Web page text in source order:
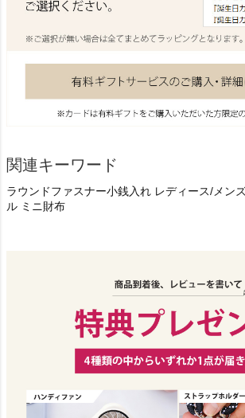
関連キーワード
ラウンドファスナー小銭入れ レディース/メン
ル ミニ財布